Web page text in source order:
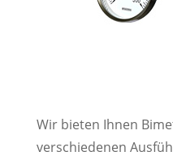
Wir bieten Ihnen
verschiedenen